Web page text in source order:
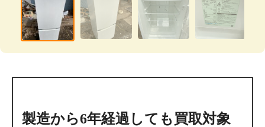
製造から6年経過しても買取対象